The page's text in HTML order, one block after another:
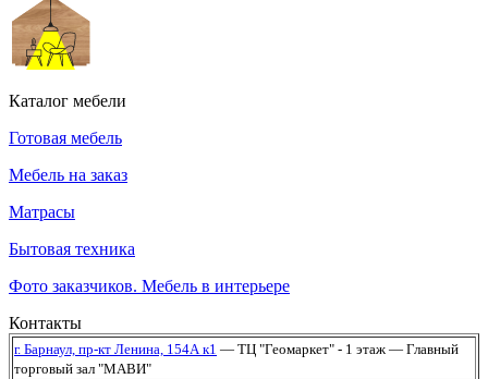
Каталог мебели
Готовая мебель
Мебель на заказ
Матрасы
Бытовая техника
Фото заказчиков. Мебель в интерьере
Контакты
г. Барнаул, пр-кт Ленина, 154А к1 — ТЦ "Геомаркет" - 1 этаж — Главный
торговый зал "МАВИ"